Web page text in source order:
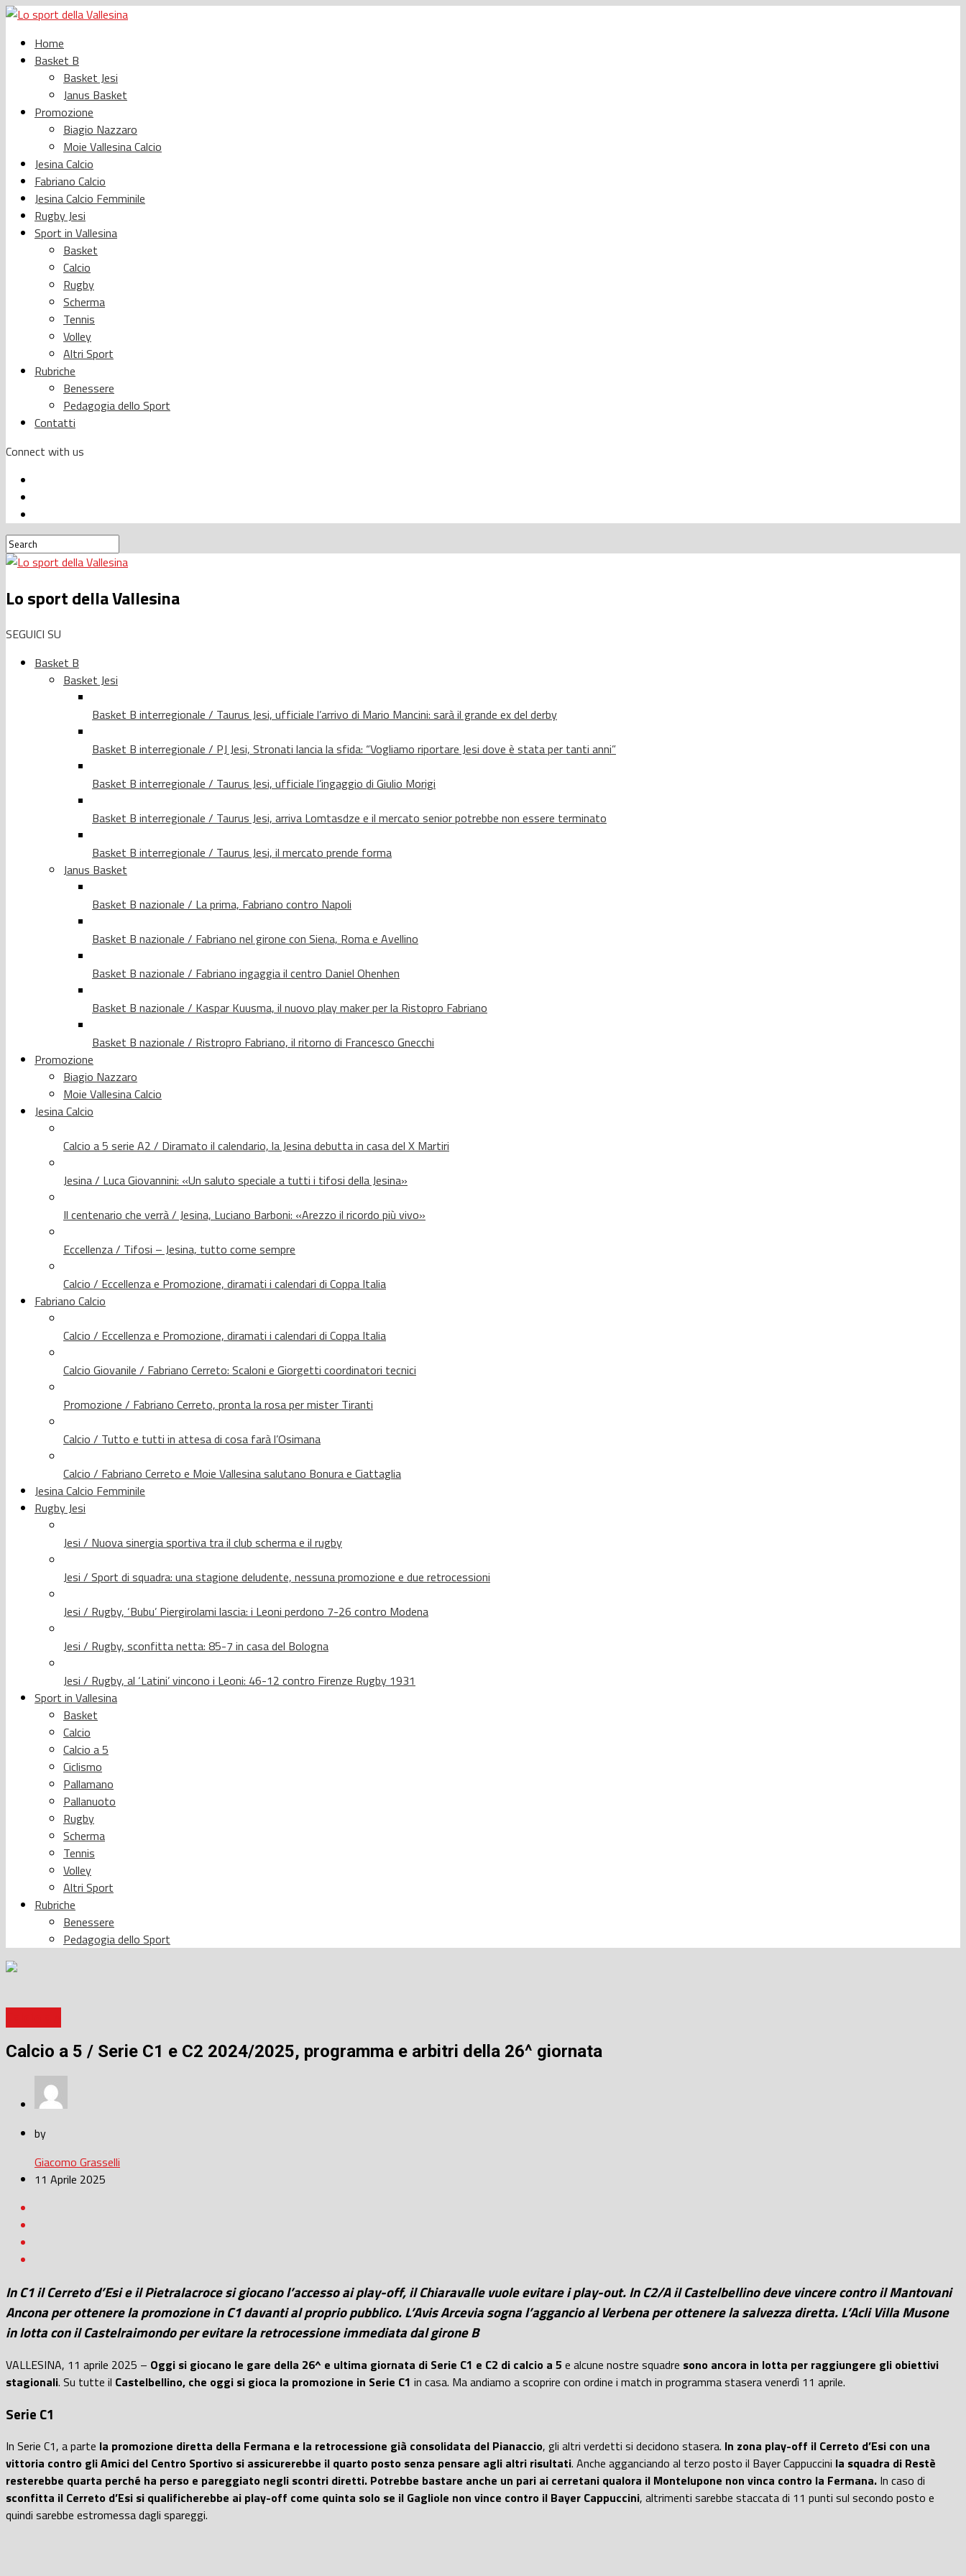
Home
Basket B
Basket Jesi
Janus Basket
Promozione
Biagio Nazzaro
Moie Vallesina Calcio
Jesina Calcio
Fabriano Calcio
Jesina Calcio Femminile
Rugby Jesi
Sport in Vallesina
Basket
Calcio
Rugby
Scherma
Tennis
Volley
Altri Sport
Rubriche
Benessere
Pedagogia dello Sport
Contatti
Connect with us
Lo sport della Vallesina
SEGUICI SU
Basket B
Basket Jesi
Basket B interregionale / Taurus Jesi, ufficiale l’arrivo di Mario Mancini: sarà il grande ex del derby
Basket B interregionale / PJ Jesi, Stronati lancia la sfida: “Vogliamo riportare Jesi dove è stata per tanti anni”
Basket B interregionale / Taurus Jesi, ufficiale l’ingaggio di Giulio Morigi
Basket B interregionale / Taurus Jesi, arriva Lomtasdze e il mercato senior potrebbe non essere terminato
Basket B interregionale / Taurus Jesi, il mercato prende forma
Janus Basket
Basket B nazionale / La prima, Fabriano contro Napoli
Basket B nazionale / Fabriano nel girone con Siena, Roma e Avellino
Basket B nazionale / Fabriano ingaggia il centro Daniel Ohenhen
Basket B nazionale / Kaspar Kuusma, il nuovo play maker per la Ristopro Fabriano
Basket B nazionale / Ristropro Fabriano, il ritorno di Francesco Gnecchi
Promozione
Biagio Nazzaro
Moie Vallesina Calcio
Jesina Calcio
Calcio a 5 serie A2 / Diramato il calendario, la Jesina debutta in casa del X Martiri
Jesina / Luca Giovannini: «Un saluto speciale a tutti i tifosi della Jesina»
Il centenario che verrà / Jesina, Luciano Barboni: «Arezzo il ricordo più vivo»
Eccellenza / Tifosi – Jesina, tutto come sempre
Calcio / Eccellenza e Promozione, diramati i calendari di Coppa Italia
Fabriano Calcio
Calcio / Eccellenza e Promozione, diramati i calendari di Coppa Italia
Calcio Giovanile / Fabriano Cerreto: Scaloni e Giorgetti coordinatori tecnici
Promozione / Fabriano Cerreto, pronta la rosa per mister Tiranti
Calcio / Tutto e tutti in attesa di cosa farà l’Osimana
Calcio / Fabriano Cerreto e Moie Vallesina salutano Bonura e Ciattaglia
Jesina Calcio Femminile
Rugby Jesi
Jesi / Nuova sinergia sportiva tra il club scherma e il rugby
Jesi / Sport di squadra: una stagione deludente, nessuna promozione e due retrocessioni
Jesi / Rugby, ‘Bubu’ Piergirolami lascia: i Leoni perdono 7-26 contro Modena
Jesi / Rugby, sconfitta netta: 85-7 in casa del Bologna
Jesi / Rugby, al ‘Latini’ vincono i Leoni: 46-12 contro Firenze Rugby 1931
Sport in Vallesina
Basket
Calcio
Calcio a 5
Ciclismo
Pallamano
Pallanuoto
Rugby
Scherma
Tennis
Volley
Altri Sport
Rubriche
Benessere
Pedagogia dello Sport
Calcio a 5 / Serie C1 e C2 2024/2025, programma e arbitri della 26^ giornata
by
Giacomo Grasselli
11 Aprile 2025
In C1 il Cerreto d’Esi e il Pietralacroce si giocano l’accesso ai play-off, il Chiaravalle vuole evitare i play-out. In C2/A il Castelbellino deve vincere contro il Mantovani
Ancona per ottenere la promozione in C1 davanti al proprio pubblico. L’Avis Arcevia sogna l’aggancio al Verbena per ottenere la salvezza diretta. L’Acli Villa Musone
in lotta con il Castelraimondo per evitare la retrocessione immediata dal girone B
VALLESINA, 11 aprile 2025 – Oggi si giocano le gare della 26^ e ultima giornata di Serie C1 e C2 di calcio a 5 e alcune nostre squadre sono ancora in lotta per raggiungere gli obiettivi
stagionali. Su tutte il Castelbellino, che oggi si gioca la promozione in Serie C1 in casa. Ma andiamo a scoprire con ordine i match in programma stasera venerdì 11 aprile.
Serie C1
In Serie C1, a parte la promozione diretta della Fermana e la retrocessione già consolidata del Pianaccio, gli altri verdetti si decidono stasera. In zona play-off il Cerreto d’Esi con una
vittoria contro gli Amici del Centro Sportivo si assicurerebbe il quarto posto senza pensare agli altri risultati. Anche agganciando al terzo posto il Bayer Cappuccini la squadra di Restè
resterebbe quarta perché ha perso e pareggiato negli scontri diretti. Potrebbe bastare anche un pari ai cerretani qualora il Montelupone non vinca contro la Fermana. In caso di
sconfitta il Cerreto d’Esi si qualificherebbe ai play-off come quinta solo se il Gagliole non vince contro il Bayer Cappuccini, altrimenti sarebbe staccata di 11 punti sul secondo posto e
quindi sarebbe estromessa dagli spareggi.